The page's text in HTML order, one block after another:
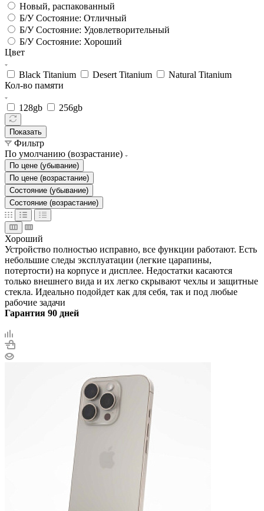
Новый, распакованный
Б/У Состояние: Отличный
Б/У Состояние: Удовлетворительный
Б/У Состояние: Хороший
Цвет
Black Titanium Desert Titanium
Natural Titanium
Кол-во памяти
128gb 256gb
Показать
Фильтр
По умолчанию (возрастание)
По цене (убывание)
По цене (возрастание)
Состояние (убывание)
Состояние (возрастание)
Хороший
Устройство полностью исправно, все функции работают. Есть
небольшие следы эксплуатации (легкие царапины,
потертости) на корпусе и дисплее. Недостатки касаются
только внешнего вида и их легко скрывают чехлы и защитные
стекла. Идеально подойдет как для себя, так и под любые
рабочие задачи
Гарантия 90 дней